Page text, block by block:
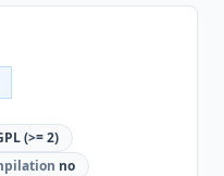
(>= 2)
no